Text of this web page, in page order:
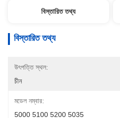
বিস্তারিত তথ্য
বিস্তারিত তথ্য
উৎপত্তি স্থল:
চীন
মডেল নম্বার:
5000 5100 5200 5035